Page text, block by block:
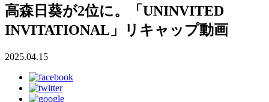
高森日葵が2位に。「UNINVITED
INVITATIONAL」リキャップ動画
2025.04.15